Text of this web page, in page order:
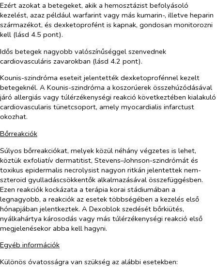
Ezért azokat a betegeket, akik a hemosztázist befolyásoló
kezelést, azaz például warfarint vagy más kumarin-, illetve heparin
származékot, és dexketoprofént is kapnak, gondosan monitorozni
kell (lásd 4.5 pont).
Idős betegek nagyobb valószínűséggel szenvednek
cardiovasculáris zavarokban (lásd 4.2 pont).
Kounis-szindróma eseteit jelentették dexketoprofénnel kezelt
betegeknél. A Kounis-szindróma a koszorúerek összehúzódásával
járó allergiás vagy túlérzékenységi reakció következtében kialakuló
cardiovascularis tünetcsoport, amely myocardialis infarctust
okozhat.
Bőrreakciók
Súlyos bőrreakciókat, melyek közül néhány végzetes is lehet,
köztük exfoliatív dermatitist, Stevens–Johnson-szindrómát és
toxikus epidermalis necrolysist nagyon ritkán jelentettek nem-
szteroid gyulladáscsökkentők alkalmazásával összefüggésben.
Ezen reakciók kockázata a terápia korai stádiumában a
legnagyobb, a reakciók az esetek többségében a kezelés első
hónapjában jelentkeztek. A Dexoblok szedését bőrkiütés,
nyálkahártya károsodás vagy más túlérzékenységi reakció első
megjelenésekor abba kell hagyni.
Egyéb információk
Különös óvatosságra van szükség az alábbi esetekben: